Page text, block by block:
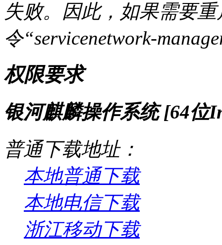
失败。因此，如果需要
令“servicenetwork-
权限要求
银河麒麟操作系统 [64位
普通下载地址：
本地普通下载
本地电信下载
浙江移动下载